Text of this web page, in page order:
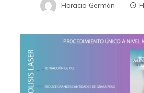
Horacio Germán